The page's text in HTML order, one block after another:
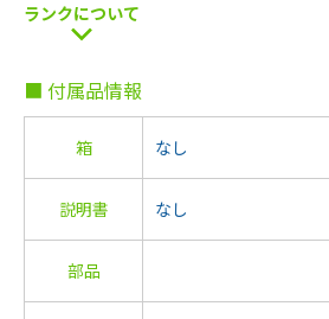
ランクについて
■ 付属品情報
箱 なし
説明書 なし
部品